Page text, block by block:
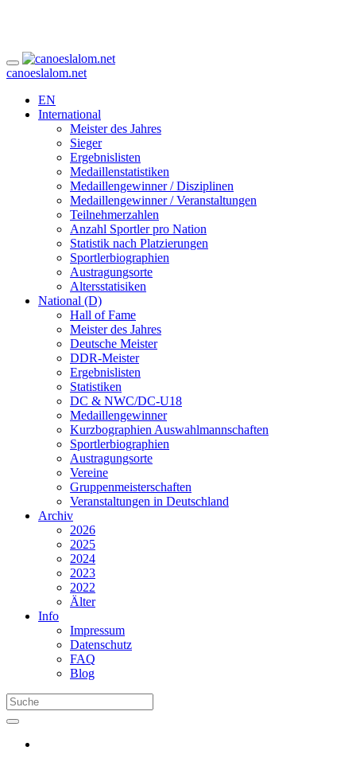
canoeslalom.net
EN
International
Meister des Jahres
Sieger
Ergebnislisten
Medaillenstatistiken
Medaillengewinner / Disziplinen
Medaillengewinner / Veranstaltungen
Teilnehmerzahlen
Anzahl Sportler pro Nation
Statistik nach Platzierungen
Sportlerbiographien
Austragungsorte
Altersstatisiken
National (D)
Hall of Fame
Meister des Jahres
Deutsche Meister
DDR-Meister
Ergebnislisten
Statistiken
DC & NWC/DC-U18
Medaillengewinner
Kurzbographien Auswahlmannschaften
Sportlerbiographien
Austragungsorte
Vereine
Gruppenmeisterschaften
Veranstaltungen in Deutschland
Archiv
2026
2025
2024
2023
2022
Älter
Info
Impressum
Datenschutz
FAQ
Blog